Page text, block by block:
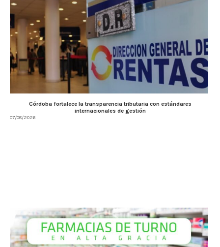
Córdoba fortalece la transparencia tributaria con estándares
internacionales de gestión
07/08/2026